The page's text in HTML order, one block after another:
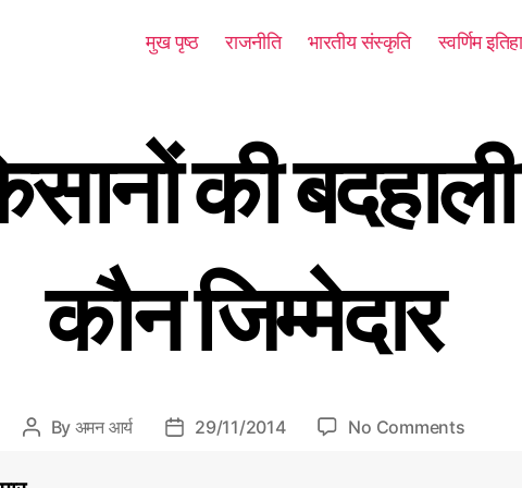
मुख पृष्ठ राजनीति भारतीय संस्कृति स्वर्णिम
की
कौन जिम्‍मेदार
P By अमन आर्य
P 29/11/2014 No Commentso